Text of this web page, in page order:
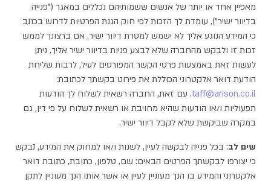
מאפיין אחד או יותר של אנשים ששמותיהם נכללים במאגר ("פנייה
בדיוור ישיר"), עומדת לך הזכות לפי חוק הגנת הפרטיות לדרוש בכתב
כי המידע הנוגע אליך לא ישמש למטרת דיוור ישיר. אם ברצונך לממש
זכות זו ולבקש מהחברה שלא לבצע פניות בדיוור ישיר אליך, ניתן
לעשות זאת באמצעות פרטי הקשר המפורטים לעיל, לרבות שליחת
הודעת דואר אלקטרוני הכוללת את פירוט בקשתך לכתובת:
taff@arison.co.il. עם זאת, החברה רשאית לשלוח לך הודעות
תפעוליות ו/או הודעות שהיא מחויבת או רשאית לשלוח על פי דין, גם
במקרה שביקשת שלא לקבל דיוור ישיר.
שים לב: בכל פנייה לבקשה לעיין, לשנות ו/או למחוק את המידע, נבקש
כי יצורפו לבקשתך הפרטים הבאים: שם, טלפון, כתובת, כתובת דואר
אלקטרוני והמידע בו הנך מעוניין לעיין או אשר אותו הנך מעוניין לתקן